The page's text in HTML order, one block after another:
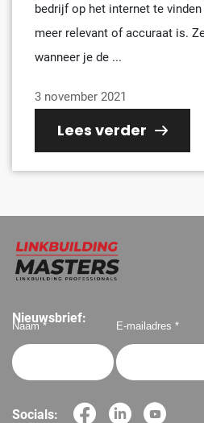
bedrijf op het internet te
meer relevant of accuraat is.
wanneer je de ...
Lees verder
3 november 2021
Nieuwsbrief:
Naam * E-mailadres *
Socials: